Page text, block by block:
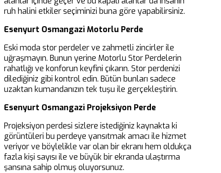
ruh halini etkiler seçiminizi buna göre yapabilirsiniz.
Esenyurt Osmangazi Motorlu Perde
Eski moda stor perdeler ve zahmetli zincirler ile
uğraşmayın. Bunun yerine Motorlu Stor Perdelerin
rahatlığı ve konforun keyfini çıkarın. Stor perdenizi
dilediğiniz gibi kontrol edin. Bütün bunları sadece
uzaktan kumandanızın tek tuşu ile gerçekleştirin.
Esenyurt Osmangazi Projeksiyon Perde
Projeksiyon perdesi sizlere istediğiniz kaynakta ki
görüntüleri bu perdeye yansıtmak amacı ile hizmet
veriyor ve böylelikle var olan bir ekranı hem oldukça
fazla kişi sayısı ile ve büyük bir ekranda ulaştırma
şansına sahip olmuş oluyorsunuz.